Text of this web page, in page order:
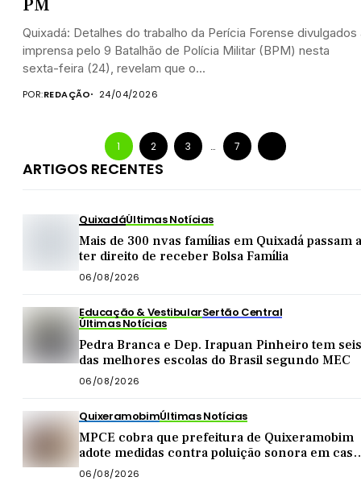
Quixadá: Detalhes do trabalho da Perícia Forense divulgados
imprensa pelo 9 Batalhão de Polícia Militar (BPM) nesta
sexta-feira (24), revelam que o...
POR:REDAÇÃO 24/04/2026
1 2 3 … 7
ARTIGOS RECENTES
QuixadáÚltimas Notícias
Mais de 300 nvas famílias em Quixadá passam a
ter direito de receber Bolsa Família
06/08/2026
Educação & VestibularSertão Central
Últimas Notícias
Pedra Branca e Dep. Irapuan Pinheiro tem seis
das melhores escolas do Brasil segundo MEC
06/08/2026
QuixeramobimÚltimas Notícias
MPCE cobra que prefeitura de Quixeramobim
adote medidas contra poluição sonora em casa
de forró
06/08/2026